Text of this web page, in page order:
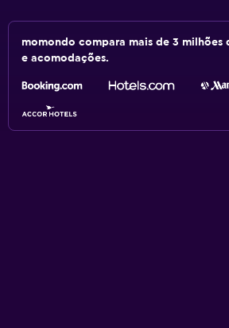
momondo compara mais de 3 milhões
e acomodações.